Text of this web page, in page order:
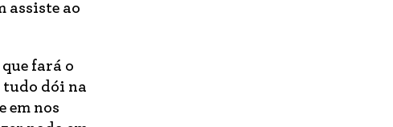
assiste ao
fará o
tudo dói na
em nos